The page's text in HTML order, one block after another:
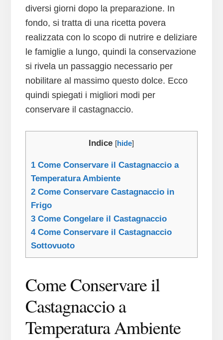
diversi giorni dopo la preparazione. In
fondo, si tratta di una ricetta povera
realizzata con lo scopo di nutrire e deliziare
le famiglie a lungo, quindi la conservazione
si rivela un passaggio necessario per
nobilitare al massimo questo dolce. Ecco
quindi spiegati i migliori modi per
conservare il castagnaccio.
Indice [hide]
1Come Conservare il Castagnaccio a
Temperatura Ambiente
2Come Conservare Castagnaccio in
Frigo
3Come Congelare il Castagnaccio
4Come Conservare il Castagnaccio
Sottovuoto
Come Conservare il
Castagnaccio a
Temperatura Ambiente